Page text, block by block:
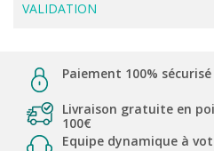
VALIDATION
Paiement 100% sécurisé
Livraison gratuite en
100€
Equipe dynamique à